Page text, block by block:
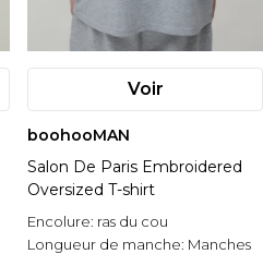
Voir
boohooMAN
Salon De Paris Embroidered
Oversized T-shirt
Encolure: ras du cou
Longueur de manche: Manches